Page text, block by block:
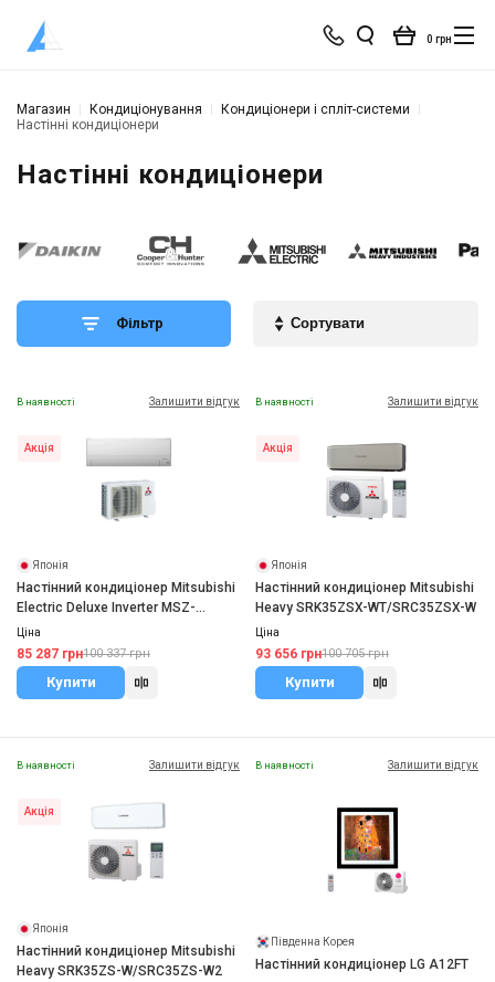
0 грн
Магазин Кондиціонування
Кондиціонери і спліт-системи
Настінні кондиціонери
Настінні кондиціонери
Фільтр
В наявності Залишити відгук
Акція
Японія
Настінний кондиціонер Mitsubishi
Electric Deluxe Inverter MSZ-
FT35VGK/MUZ-FT35VGHZ
Ціна
85 287 грн100 337 грн
Купити
В наявності Залишити відгук
Акція
Японія
Настінний кондиціонер Mitsubishi
Heavy SRK35ZSX-WT/SRC35ZSX-W
Ціна
93 656 грн100 705 грн
Купити
В наявності Залишити відгук
Акція
Японія
Настінний кондиціонер Mitsubishi
Heavy SRK35ZS-W/SRC35ZS-W2
В наявності Залишити відгук
Південна Корея
Настінний кондиціонер LG A12FT